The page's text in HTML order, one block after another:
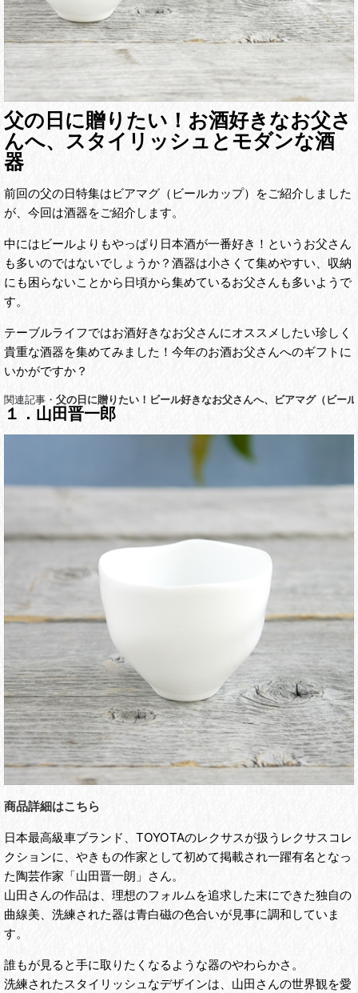
父の日に贈りたい！お酒好きなお父さ
んへ、スタイリッシュとモダンな酒
器
前回の父の日特集はビアマグ（ビールカップ）をご紹介しました
が、今回は酒器をご紹介します。
中にはビールよりもやっぱり日本酒が一番好き！というお父さん
も多いのではないでしょうか？酒器は小さくて集めやすい、収納
にも困らないことから日頃から集めているお父さんも多いようで
す。
テーブルライフではお酒好きなお父さんにオススメしたい珍しく
貴重な酒器を集めてみました！今年のお酒お父さんへのギフトに
いかがですか？
関連記事・ 父の日に贈りたい！ビール好きなお父さんへ、ビアマグ（ビー
１．山田晋一郎
商品詳細はこちら
日本最高級車ブランド、TOYOTAのレクサスが扱うレクサスコレ
クションに、やきもの作家として初めて掲載され一躍有名となっ
た陶芸作家「山田晋一朗」さん。
山田さんの作品は、理想のフォルムを追求した末にできた独自の
曲線美、洗練された器は青白磁の色合いが見事に調和していま
す。
誰もが見ると手に取りたくなるような器のやわらかさ。
洗練されたスタイリッシュなデザインは、山田さんの世界観を愛